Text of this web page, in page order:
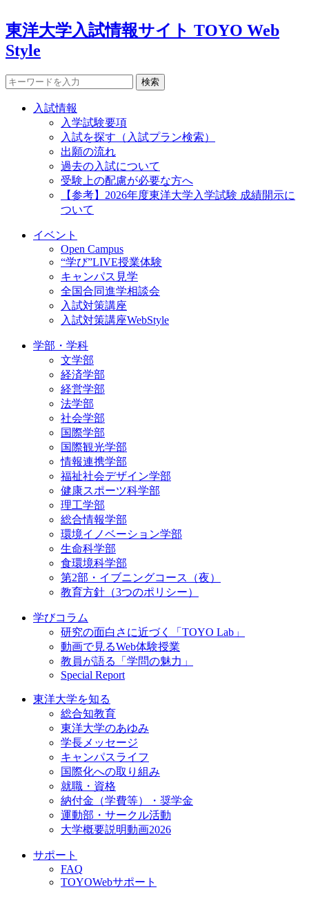
東洋大学入試情報サイト TOYO Web
Style
検索
入試情報
入学試験要項
入試を探す（入試プラン検索）
出願の流れ
過去の入試について
受験上の配慮が必要な方へ
【参考】2026年度東洋大学入学試験 成績開示に
ついて
イベント
Open Campus
“学び”LIVE授業体験
キャンパス見学
全国合同進学相談会
入試対策講座
入試対策講座WebStyle
学部・学科
文学部
経済学部
経営学部
法学部
社会学部
国際学部
国際観光学部
情報連携学部
福祉社会デザイン学部
健康スポーツ科学部
理工学部
総合情報学部
環境イノベーション学部
生命科学部
食環境科学部
第2部・イブニングコース（夜）
教育方針（3つのポリシー）
学びコラム
研究の面白さに近づく「TOYO Lab」
動画で見るWeb体験授業
教員が語る「学問の魅力」
Special Report
東洋大学を知る
総合知教育
東洋大学のあゆみ
学長メッセージ
キャンパスライフ
国際化への取り組み
就職・資格
納付金（学費等）・奨学金
運動部・サークル活動
大学概要説明動画2026
サポート
FAQ
TOYOWebサポート